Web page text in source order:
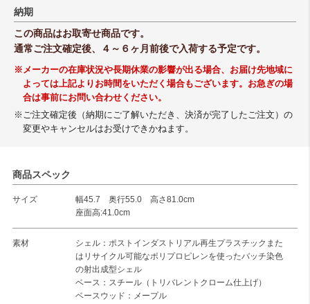
納期
この商品はお取寄せ商品です。
通常ご注文確定後、４～６ヶ月前後で入荷する予定です。
※メーカーの在庫状況や長期休業の影響が出る場合、お届け先地域に
よっては上記よりお時間をいただく場合もございます。お急ぎの場
合は事前にお問い合わせください。
※ご注文確定後（納期にご了解いただき、決済が完了したご注文）の
変更やキャンセルはお受けできかねます。
商品スペック
サイズ
幅45.7 奥行55.0 高さ81.0cm
座面高:41.0cm
素材
シェル：ポストインダストリアル再生プラスチックまた
はリサイクル可能なポリプロピレンを使ったバッチ染色
の射出成型シェル
ベース：スチール（トリバレントクローム仕上げ）
ベースウッド：メープル